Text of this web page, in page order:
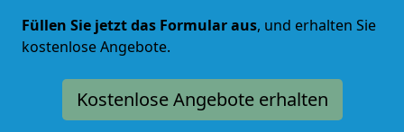
Füllen Sie jetzt das Formular aus, und erhalten Sie
kostenlose Angebote.
Kostenlose Angebote erhalten